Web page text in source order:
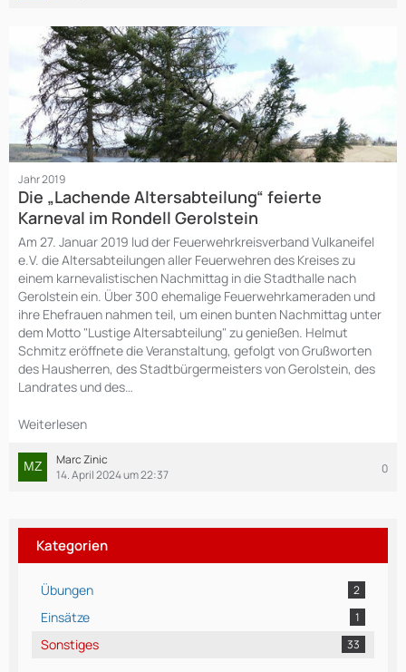
Jahr 2019
Die „Lachende Altersabteilung“ feierte
Karneval im Rondell Gerolstein
Am 27. Januar 2019 lud der Feuerwehrkreisverband Vulkaneifel
e.V. die Altersabteilungen aller Feuerwehren des Kreises zu
einem karnevalistischen Nachmittag in die Stadthalle nach
Gerolstein ein. Über 300 ehemalige Feuerwehrkameraden und
ihre Ehefrauen nahmen teil, um einen bunten Nachmittag unter
dem Motto "Lustige Altersabteilung" zu genießen. Helmut
Schmitz eröffnete die Veranstaltung, gefolgt von Grußworten
des Hausherren, des Stadtbürgermeisters von Gerolstein, des
Landrates und des…
Weiterlesen
Marc Zinic
14. April 2024 um 22:37
0
Kategorien
Übungen 2
Einsätze 1
Sonstiges 33